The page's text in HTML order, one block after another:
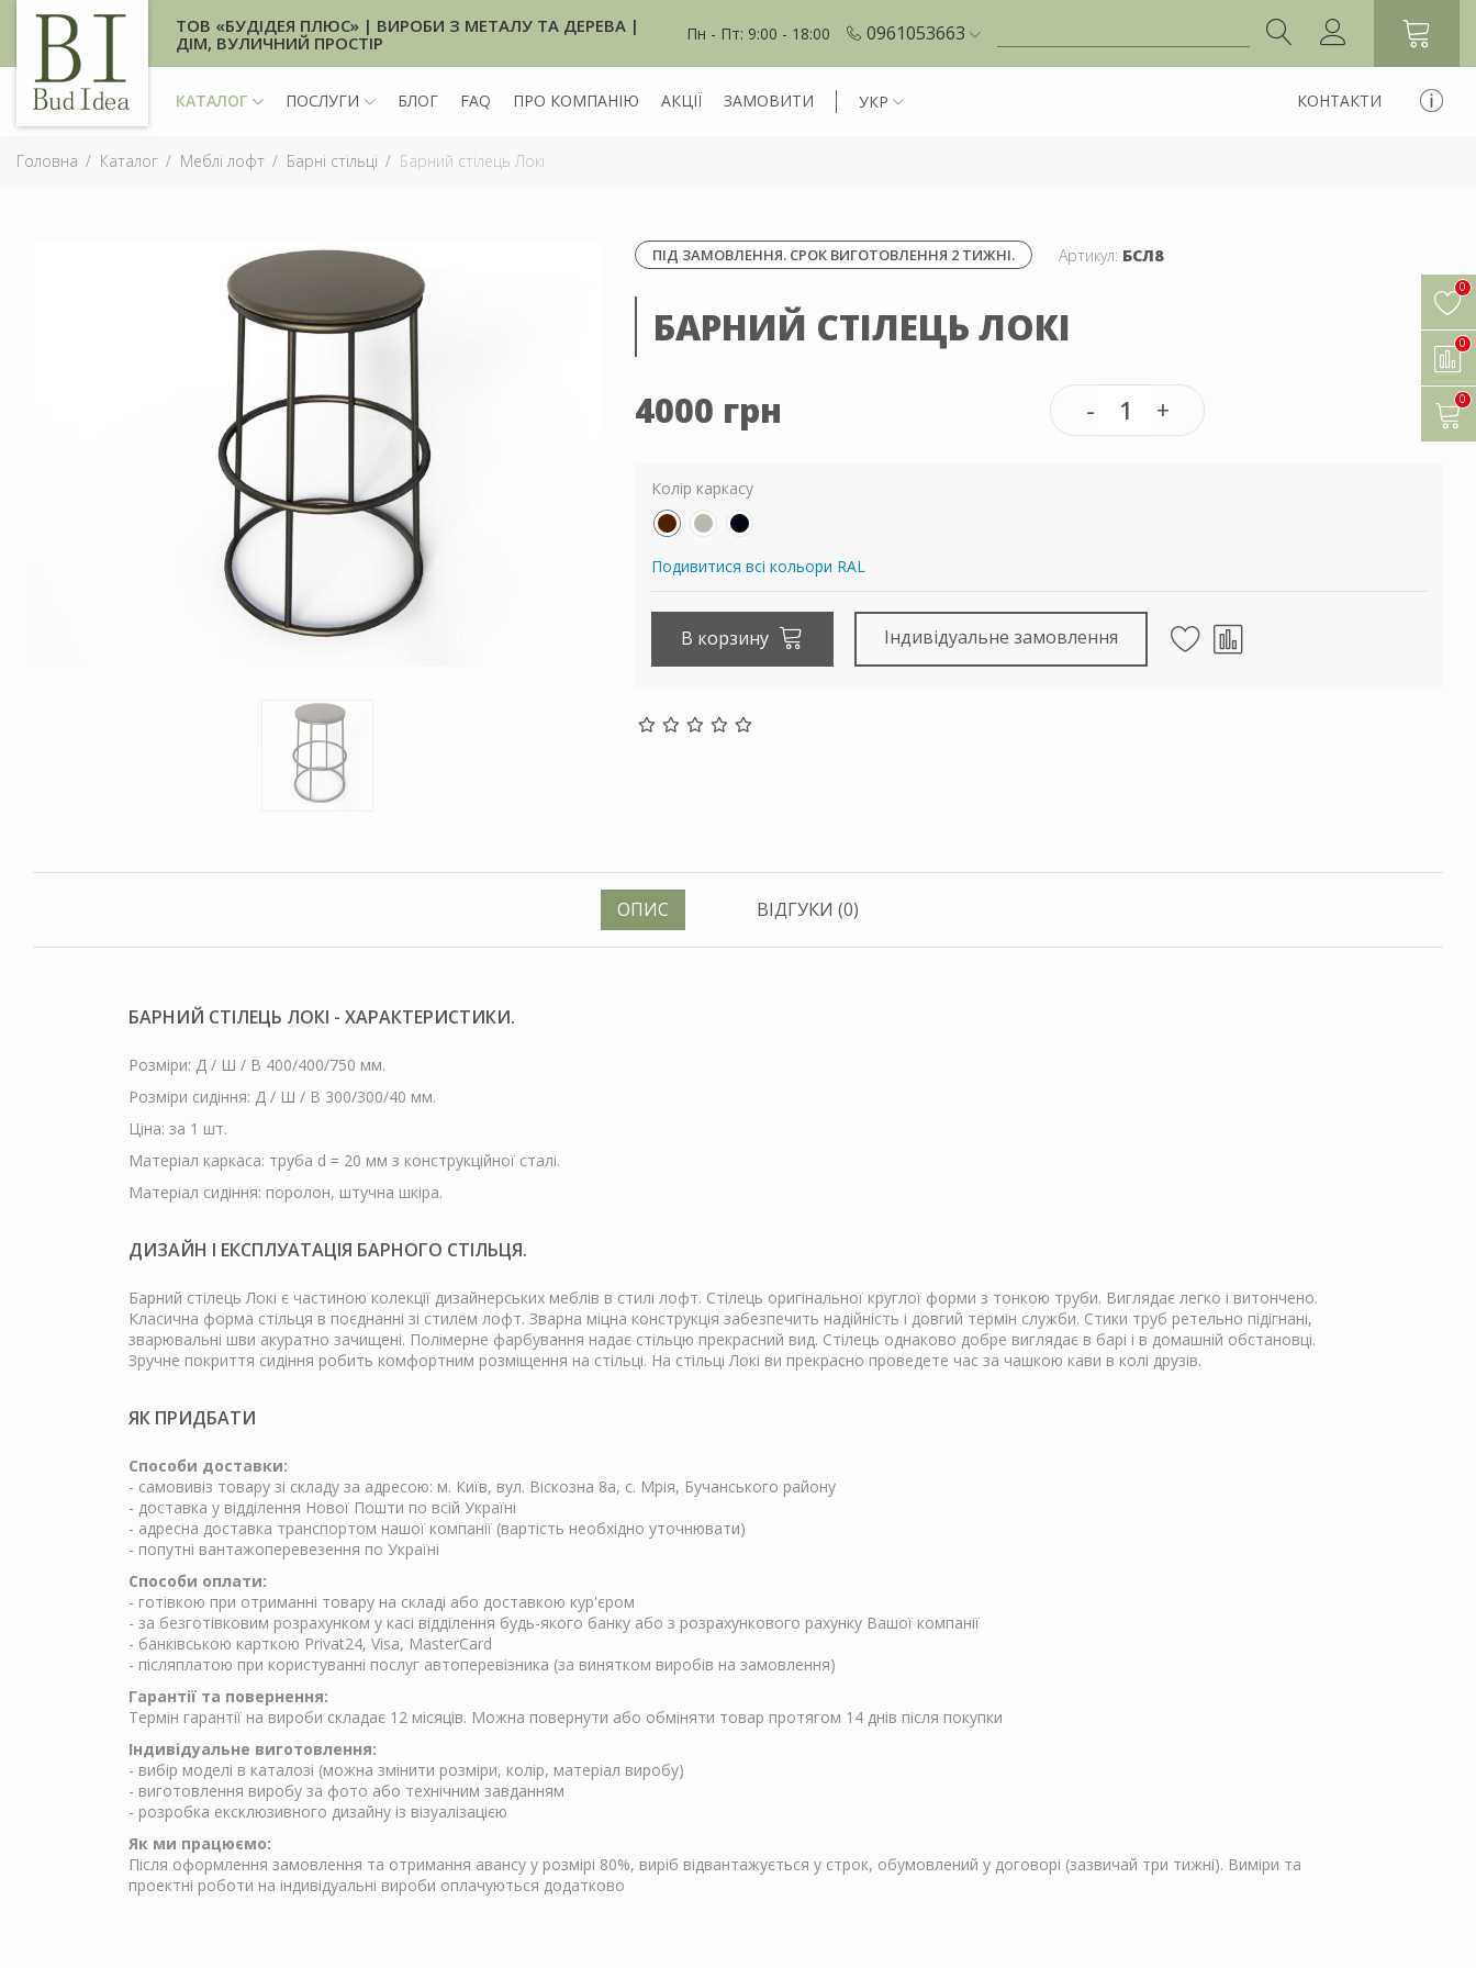
ТОВ «БУДІДЕЯ ПЛЮС» | ВИРОБИ З МЕТАЛУ ТА ДЕРЕВА |
ДІМ, ВУЛИЧНИЙ ПРОСТІР
Пн - Пт: 9:00 - 18:00 0961053663
КАТАЛОГ ПОСЛУГИ БЛОГ FAQ ПРО КОМПАНІЮ АКЦІЇ ЗАМОВИТИ УКР КОНТАКТИ
Головна Каталог Меблі лофт Барні стільці Барний стілець Локі
ПІД ЗАМОВЛЕННЯ. СРОК ВИГОТОВЛЕННЯ 2 ТИЖНІ. Артикул: БСЛ8
БАРНИЙ СТІЛЕЦЬ ЛОКІ
4000 грн
Колір каркасу
Подивитися всі кольори RAL
В корзину Індивідуальне замовлення
ОПИС ВІДГУКИ (0)
БАРНИЙ СТІЛЕЦЬ ЛОКІ - ХАРАКТЕРИСТИКИ.
Розміри: Д / Ш / В 400/400/750 мм.
Розміри сидіння: Д / Ш / В 300/300/40 мм.
Ціна: за 1 шт.
Матеріал каркаса: труба d = 20 мм з конструкційної сталі.
Матеріал сидіння: поролон, штучна шкіра.
ДИЗАЙН І ЕКСПЛУАТАЦІЯ БАРНОГО СТІЛЬЦЯ.
Барний стілець Локі є частиною колекції дизайнерських меблів в стилі лофт. Стілець оригінальної круглої форми з тонкою труби. Виглядає легко і витончено.
Класична форма стільця в поєднанні зі стилем лофт. Зварна міцна конструкція забезпечить надійність і довгий термін служби. Стики труб ретельно підігнані,
зварювальні шви акуратно зачищені. Полімерне фарбування надає стільцю прекрасний вид. Стілець однаково добре виглядає в барі і в домашній обстановці.
Зручне покриття сидіння робить комфортним розміщення на стільці. На стільці Локі ви прекрасно проведете час за чашкою кави в колі друзів.
ЯК ПРИДБАТИ
Способи доставки:
- самовивіз товару зі складу за адресою: м. Київ, вул. Віскозна 8а, с. Мрія, Бучанського району
- доставка у відділення Нової Пошти по всій Україні
- адресна доставка транспортом нашої компанії (вартість необхідно уточнювати)
- попутні вантажоперевезення по Україні
Способи оплати:
- готівкою при отриманні товару на складі або доставкою кур'єром
- за безготівковим розрахунком у касі відділення будь-якого банку або з розрахункового рахунку Вашої компанії
- банківською карткою Privat24, Visa, MasterCard
- післяплатою при користуванні послуг автоперевізника (за винятком виробів на замовлення)
Гарантії та повернення:
Термін гарантії на вироби складає 12 місяців. Можна повернути або обміняти товар протягом 14 днів після покупки
Індивідуальне виготовлення:
- вибір моделі в каталозі (можна змінити розміри, колір, матеріал виробу)
- виготовлення виробу за фото або технічним завданням
- розробка ексклюзивного дизайну із візуалізацією
Як ми працюємо:
Після оформлення замовлення та отримання авансу у розмірі 80%, виріб відвантажується у строк, обумовлений у договорі (зазвичай три тижні). Виміри та
проектні роботи на індивідуальні вироби оплачуються додатково
0
0
0